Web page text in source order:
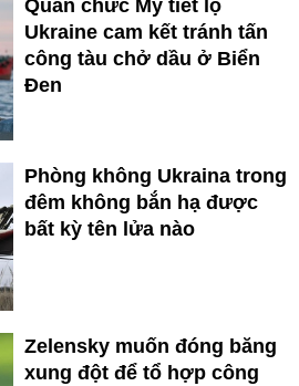
Quan chức Mỹ tiết lộ
Ukraine cam kết tránh tấn
công tàu chở dầu ở Biển
Đen
Phòng không Ukraina trong
đêm không bắn hạ được
bất kỳ tên lửa nào
Zelensky muốn đóng băng
xung đột để tổ hợp công